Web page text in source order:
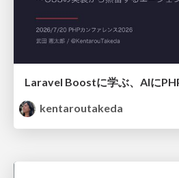
kentaroutakeda